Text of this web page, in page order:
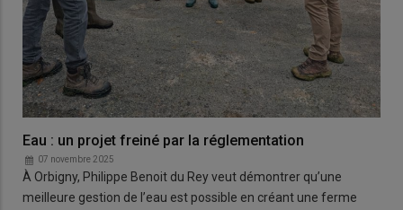
Eau : un projet freiné par la réglementation
07 novembre 2025
À Orbigny, Philippe Benoit du Rey veut démontrer qu’une
meilleure gestion de l’eau est possible en créant une ferme